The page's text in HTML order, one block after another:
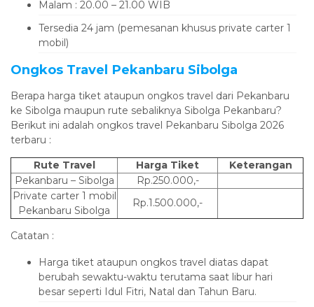
Malam : 20.00 – 21.00 WIB
Tersedia 24 jam (pemesanan khusus private carter 1
mobil)
Ongkos Travel Pekanbaru Sibolga
Berapa harga tiket ataupun ongkos travel dari Pekanbaru
ke Sibolga maupun rute sebaliknya Sibolga Pekanbaru?
Berikut ini adalah ongkos travel Pekanbaru Sibolga 2026
terbaru :
Rute Travel
Harga Tiket
Keterangan
Pekanbaru – Sibolga
Rp.250.000,-
Private carter 1 mobil
Pekanbaru Sibolga
Rp.1.500.000,-
Catatan :
Harga tiket ataupun ongkos travel diatas dapat
berubah sewaktu-waktu terutama saat libur hari
besar seperti Idul Fitri, Natal dan Tahun Baru.